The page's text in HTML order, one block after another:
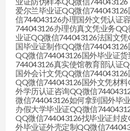
爱尔兰毕业证QQ微信
信744043126办理国外文凭认证
744043126办理仿真文凭业务
业证QQ微信744043126法国文
国毕业证制作QQ微信
QQ微信744043126国外毕业证
744043126真实使馆教育部认证
国外会计文凭QQ微信
QQ微信744043126国外文凭材
外学历认证咨询QQ微信
微信744043126如何拿到国外毕
办假大学毕业证QQ微信
QQ微信744043126找毕业证封
外毕业证外壳定制QQ微信